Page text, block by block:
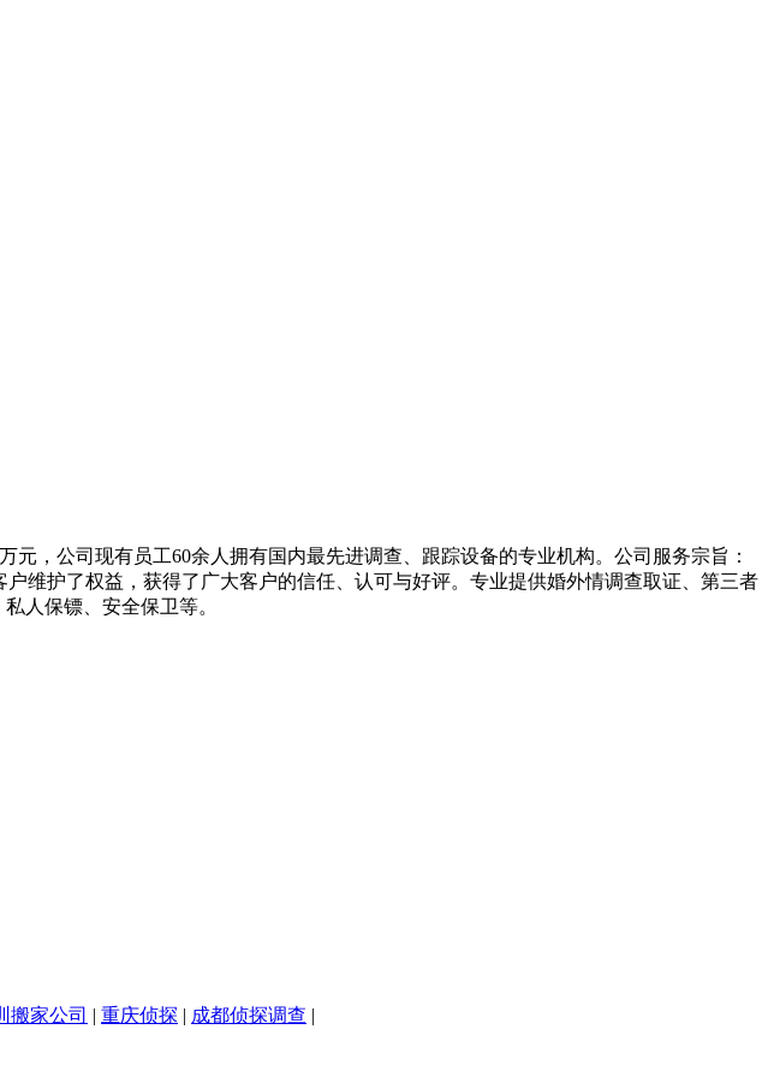
公司现有员工60余人拥有国内最先进调查、跟踪设备的专业机构。公司服务宗旨：
维护了权益，获得了广大客户的信任、认可与好评。专业提供婚外情调查取证、第三者
人保镖、安全保卫等。
搬家公司 | 重庆侦探 | 成都侦探调查 |